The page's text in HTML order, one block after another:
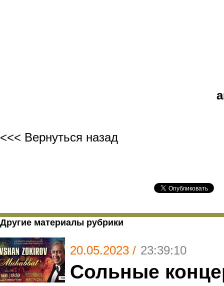
<<< Вернуться назад
Другие материалы рубрики
20.05.2023 / 23:39:10
Сольные